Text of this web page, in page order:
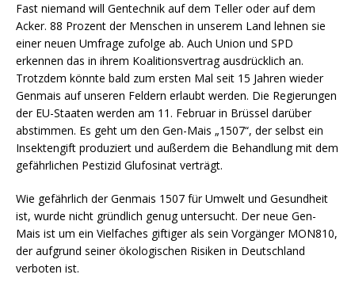
Fast niemand will Gentechnik auf dem Teller oder auf dem
Acker. 88 Prozent der Menschen in unserem Land lehnen sie
einer neuen Umfrage zufolge ab. Auch Union und SPD
erkennen das in ihrem Koalitionsvertrag ausdrücklich an.
Trotzdem könnte bald zum ersten Mal seit 15 Jahren wieder
Genmais auf unseren Feldern erlaubt werden. Die Regierungen
der EU-Staaten werden am 11. Februar in Brüssel darüber
abstimmen. Es geht um den Gen-Mais „1507“, der selbst ein
Insektengift produziert und außerdem die Behandlung mit dem
gefährlichen Pestizid Glufosinat verträgt.
Wie gefährlich der Genmais 1507 für Umwelt und Gesundheit
ist, wurde nicht gründlich genug untersucht. Der neue Gen-
Mais ist um ein Vielfaches giftiger als sein Vorgänger MON810,
der aufgrund seiner ökologischen Risiken in Deutschland
verboten ist.